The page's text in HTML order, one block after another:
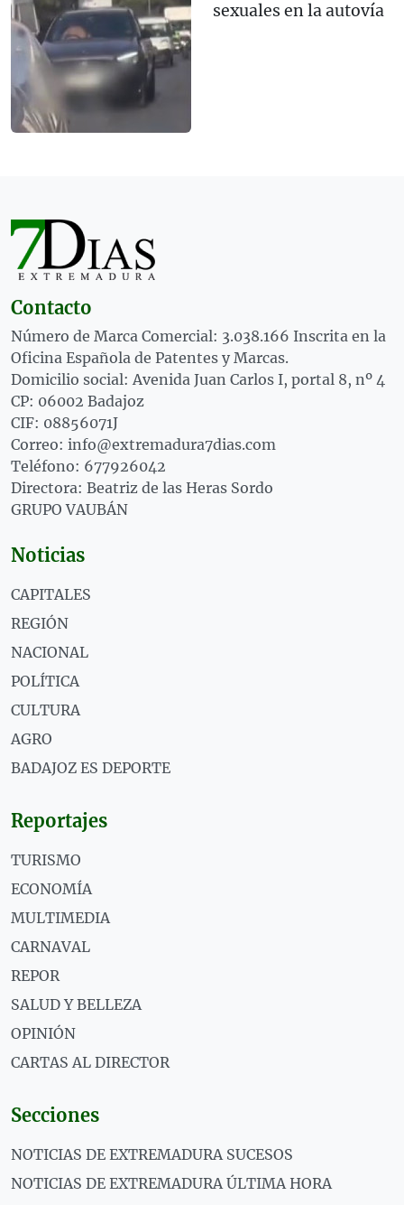
sexuales en la autovía
Contacto
Número de Marca Comercial: 3.038.166 Inscrita en la
Oficina Española de Patentes y Marcas.
Domicilio social: Avenida Juan Carlos I, portal 8, nº 4
CP: 06002 Badajoz
CIF: 08856071J
Correo: info@extremadura7dias.com
Teléfono: 677926042
Directora: Beatriz de las Heras Sordo
GRUPO VAUBÁN
Noticias
CAPITALES
REGIÓN
NACIONAL
POLÍTICA
CULTURA
AGRO
BADAJOZ ES DEPORTE
Reportajes
TURISMO
ECONOMÍA
MULTIMEDIA
CARNAVAL
REPOR
SALUD Y BELLEZA
OPINIÓN
CARTAS AL DIRECTOR
Secciones
NOTICIAS DE EXTREMADURA SUCESOS
NOTICIAS DE EXTREMADURA ÚLTIMA HORA